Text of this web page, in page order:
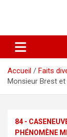
Accueil
Faits
Monsieur Brest et
84 -
PHÉNOMÈNE